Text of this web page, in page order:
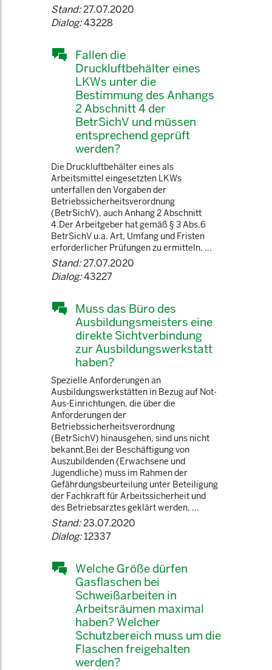
Stand:27.07.2020
Dialog:43228
Fallen die
Druckluftbehälter eines
LKWs unter die
Bestimmung des Anhangs
2 Abschnitt 4 der
BetrSichV und müssen
entsprechend geprüft
werden?
Die Druckluftbehälter eines als
Arbeitsmittel eingesetzten LKWs
unterfallen den Vorgaben der
Betriebssicherheitsverordnung
(BetrSichV), auch Anhang 2 Abschnitt
4.Der Arbeitgeber hat gemäß § 3 Abs.6
BetrSichV u.a. Art, Umfang und Fristen
erforderlicher Prüfungen zu ermitteln. ...
Stand:27.07.2020
Dialog:43227
Muss das Büro des
Ausbildungsmeisters eine
direkte Sichtverbindung
zur Ausbildungswerkstatt
haben?
Spezielle Anforderungen an
Ausbildungswerkstätten in Bezug auf Not-
Aus-Einrichtungen, die über die
Anforderungen der
Betriebssicherheitsverordnung
(BetrSichV) hinausgehen, sind uns nicht
bekannt.Bei der Beschäftigung von
Auszubildenden (Erwachsene und
Jugendliche) muss im Rahmen der
Gefährdungsbeurteilung unter Beteiligung
der Fachkraft für Arbeitssicherheit und
des Betriebsarztes geklärt werden, ...
Stand:23.07.2020
Dialog:12337
Welche Größe dürfen
Gasflaschen bei
Schweißarbeiten in
Arbeitsräumen maximal
haben? Welcher
Schutzbereich muss um die
Flaschen freigehalten
werden?